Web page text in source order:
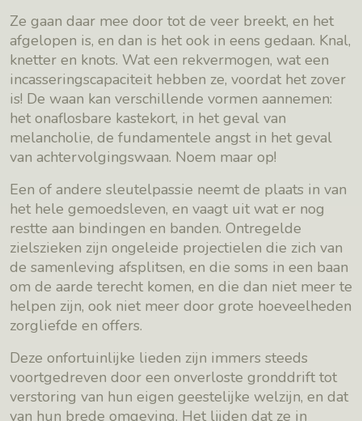
Ze gaan daar mee door tot de veer breekt, en het
afgelopen is, en dan is het ook in eens gedaan. Knal,
knetter en knots. Wat een rekvermogen, wat een
incasseringscapaciteit hebben ze, voordat het zover
is! De waan kan verschillende vormen aannemen:
het onaflosbare kastekort, in het geval van
melancholie, de fundamentele angst in het geval
van achtervolgingswaan. Noem maar op!
Een of andere sleutelpassie neemt de plaats in van
het hele gemoedsleven, en vaagt uit wat er nog
restte aan bindingen en banden. Ontregelde
zielszieken zijn ongeleide projectielen die zich van
de samenleving afsplitsen, en die soms in een baan
om de aarde terecht komen, en die dan niet meer te
helpen zijn, ook niet meer door grote hoeveelheden
zorgliefde en offers.
Deze onfortuinlijke lieden zijn immers steeds
voortgedreven door een onverloste gronddrift tot
verstoring van hun eigen geestelijke welzijn, en dat
van hun brede omgeving. Het lijden dat ze in